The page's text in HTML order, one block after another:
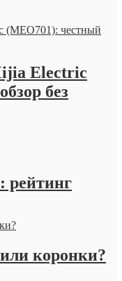
Electric
без
рейтинг
коронки?